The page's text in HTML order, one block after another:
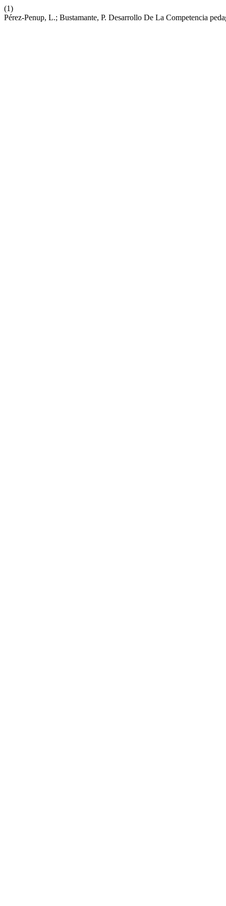
(1)
Pérez-Penup, L.; Bustamante, P. Desarrollo De La Competencia